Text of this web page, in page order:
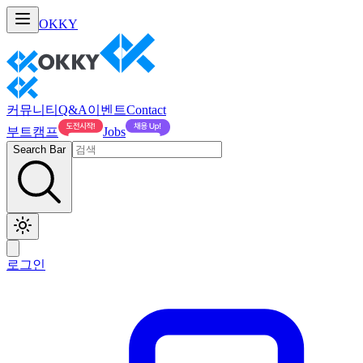
OKKY
커뮤니티 Q&A이벤트Contact
부트캠프
Jobs
Search Bar
로그인